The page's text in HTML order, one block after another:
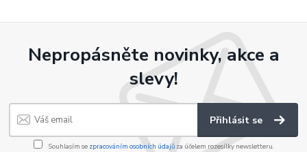
Nepropásněte novinky, akce a
slevy!
Přihlásit se
Souhlasím se zpracováním osobních údajůza účelem rozesílky newsletteru.